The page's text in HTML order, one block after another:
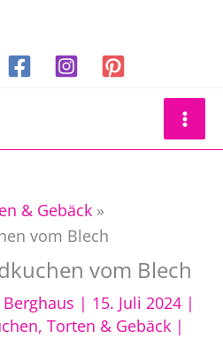
& Gebäck
vom Blech
vom Blech
| 15. Juli 2024 |
Torten & Gebäck|